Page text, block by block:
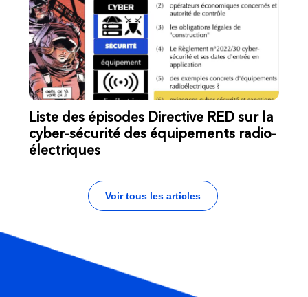
Liste des épisodes Directive RED sur la
cyber-sécurité des équipements radio-
électriques
Voir tous les articles